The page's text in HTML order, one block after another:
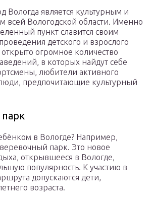
Вологда является культурным и
всей Вологодской области. Именно
пункт славится своим
детского и взрослого
открыто огромное количество
в которых найдут себе
любители активного
предпочитающие культурный
в Вологде? Например,
парк. Это новое
открывшееся в Вологде,
популярность. К участию в
допускаются дети,
возраста.